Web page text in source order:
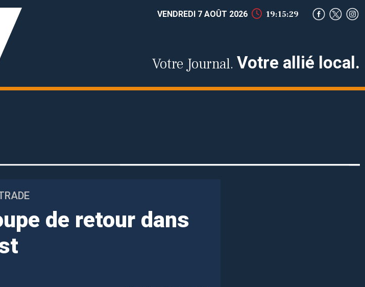
VENDREDI 7 AOÛT 2026 19:15:29
Votre Journal. Votre allié local.
de retour dans